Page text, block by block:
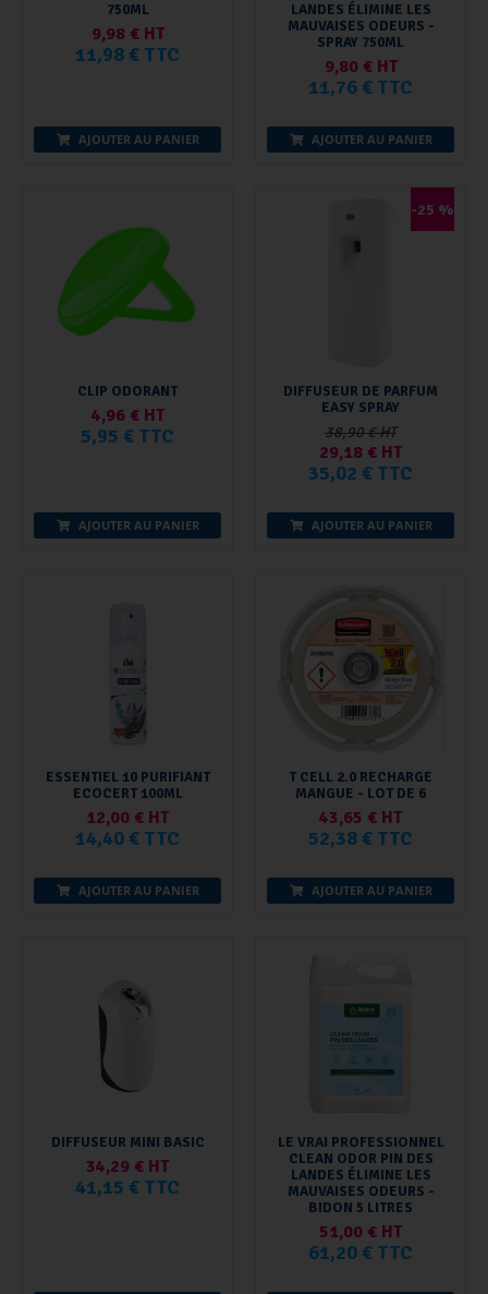
750ML
9,98 € HT
11,98 € TTC
AJOUTER AU PANIER
LANDES ÉLIMINE LES
MAUVAISES ODEURS -
SPRAY 750ML
9,80 € HT
11,76 € TTC
AJOUTER AU PANIER
CLIP ODORANT
4,96 € HT
5,95 € TTC
AJOUTER AU PANIER
-25 %
DIFFUSEUR DE PARFUM
EASY SPRAY
38,90 € HT
29,18 € HT
35,02 € TTC
AJOUTER AU PANIER
ESSENTIEL 10 PURIFIANT
ECOCERT 100ML
12,00 € HT
14,40 € TTC
AJOUTER AU PANIER
T CELL 2.0 RECHARGE
MANGUE - LOT DE 6
43,65 € HT
52,38 € TTC
AJOUTER AU PANIER
DIFFUSEUR MINI BASIC
34,29 € HT
41,15 € TTC
LE VRAI PROFESSIONNEL
CLEAN ODOR PIN DES
LANDES ÉLIMINE LES
MAUVAISES ODEURS -
BIDON 5 LITRES
51,00 € HT
61,20 € TTC